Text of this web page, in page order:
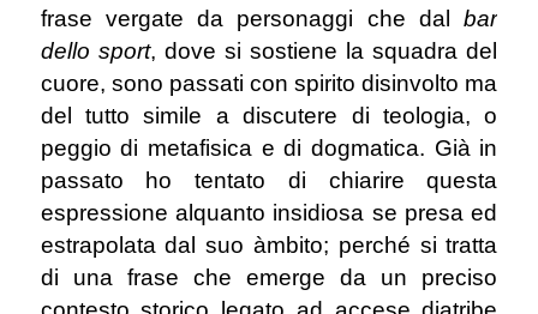
frase vergate da personaggi che dalbar
dello sport, dove si sostiene la squadra del
cuore, sono passati con spirito disinvolto ma
del tutto simile a discutere di teologia, o
peggio di metafisica e di dogmatica. Già in
passato ho tentato di chiarire questa
espressione alquanto insidiosa se presa ed
estrapolata dal suo àmbito; perché si tratta
di una frase che emerge da un preciso